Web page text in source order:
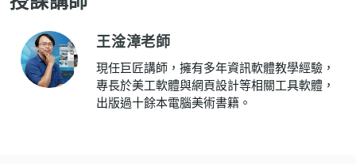
王淦漳老師
現任巨匠講師，擁有多年資訊軟體教學經驗，
專長於美工軟體與網頁設計等相關工具軟體，
出版過十餘本電腦美術書籍。